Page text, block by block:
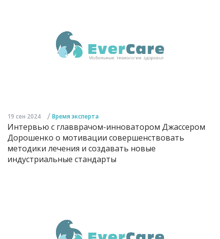
19 сен 2024 / Время эксперта
Интервью с главврачом-инноватором Джассером
Дорошенко о мотивации совершенствовать
методики лечения и создавать новые
индустриальные стандарты